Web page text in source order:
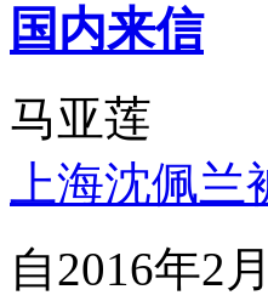
国内来信
马亚莲
上海沈佩
自2016年2